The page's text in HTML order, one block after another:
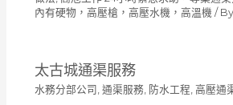
內有硬物，高壓槍，高壓水機，高溫機 / By
太古城通渠服務
水務分部公司 , 通渠服務, 防水工程, 高壓通